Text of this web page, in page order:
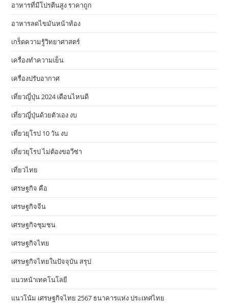
อาหารที่มีโปรตีนสูง ราคาถูก
อาหารลดไขมันหน้าท้อง
เกร็ดความรู้วิทยาศาสตร์
เครื่องทำความเย็น
เครื่องปรับอากาศ
เที่ยวญี่ปุ่น 2024 เดือนไหนดี
เที่ยวญี่ปุ่นด้วยตัวเอง งบ
เที่ยวยุโรป 10 วัน งบ
เที่ยวยุโรป ไม่ต้องขอวีซ่า
เที่ยวไทย
เศรษฐกิจ คือ
เศรษฐกิจจีน
เศรษฐกิจชุมชน
เศรษฐกิจไทย
เศรษฐกิจไทยในปัจจุบัน สรุป
แนวหน้าเทคโนโลยี
แนวโน้ม เศรษฐกิจไทย 2567 ธนาคารแห่ง ประเทศไทย